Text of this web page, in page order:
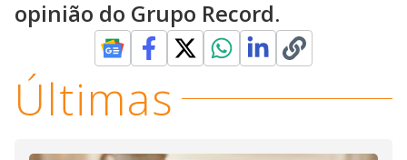
opinião do Grupo Record.
Últimas